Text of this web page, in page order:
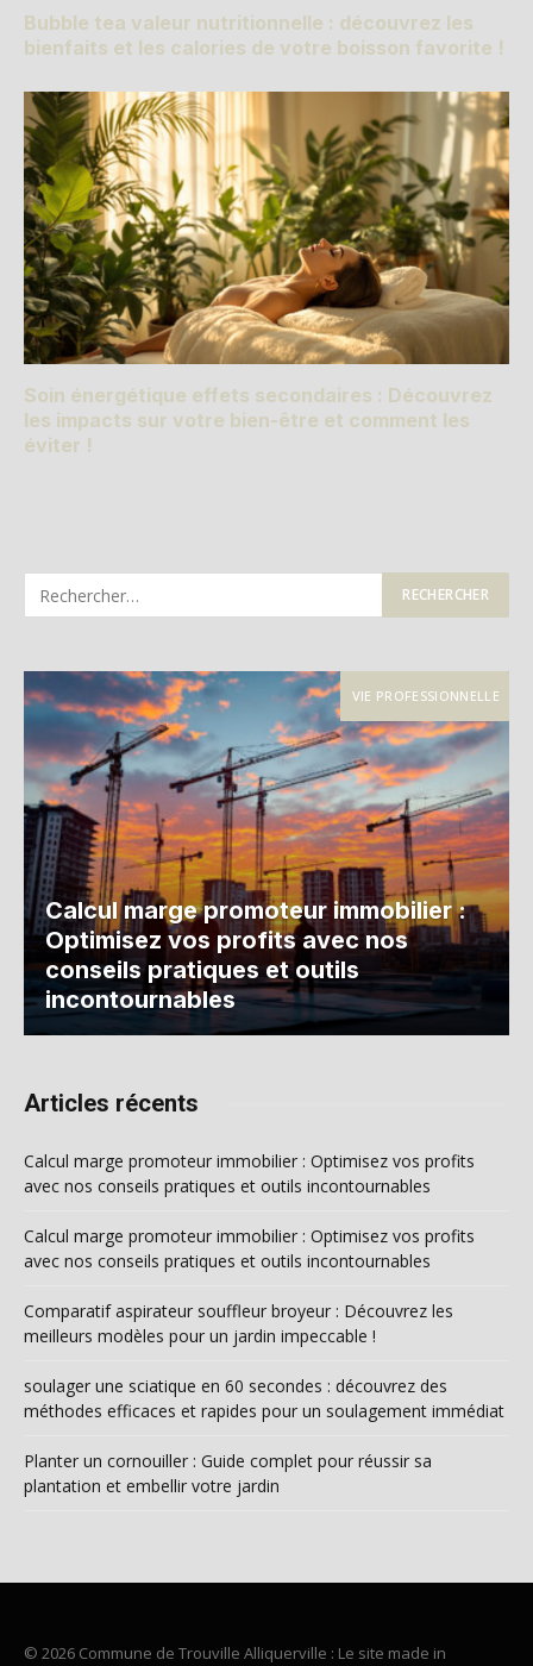
Bubble tea valeur nutritionnelle : découvrez les
bienfaits et les calories de votre boisson favorite !
Soin énergétique effets secondaires : Découvrez
les impacts sur votre bien-être et comment les
éviter !
VIE PROFESSIONNELLE
Calcul marge promoteur immobilier :
Optimisez vos profits avec nos
conseils pratiques et outils
incontournables
Articles récents
Calcul marge promoteur immobilier : Optimisez vos profits
avec nos conseils pratiques et outils incontournables
Calcul marge promoteur immobilier : Optimisez vos profits
avec nos conseils pratiques et outils incontournables
Comparatif aspirateur souffleur broyeur : Découvrez les
meilleurs modèles pour un jardin impeccable !
soulager une sciatique en 60 secondes : découvrez des
méthodes efficaces et rapides pour un soulagement immédiat
Planter un cornouiller : Guide complet pour réussir sa
plantation et embellir votre jardin
© 2026 Commune de Trouville Alliquerville : Le site made in